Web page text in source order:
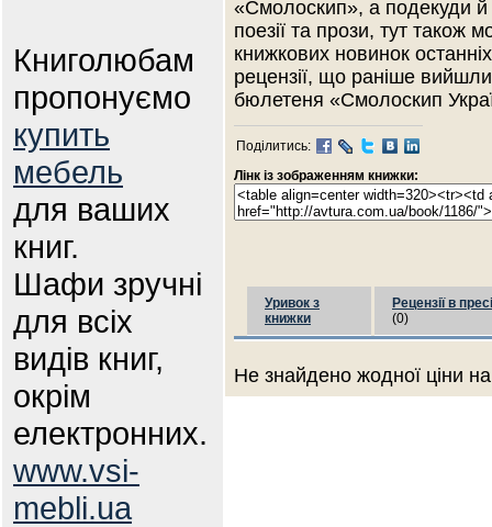
Книголюбам
пропонуємо
купить
мебель
для ваших
книг.
Шафи зручні
для всіх
видів книг,
окрім
електронних.
www.vsi-
mebli.ua
«Смолоскип», а подекуди й
поезії та прози, тут також
книжкових новинок
рецензії, що раніше
бюлетеня «Смолоскип
Поділитись:
Лінк із зображенням книжки:
Уривок з
книжки
Рецензії в пресі
(0)
Не знайдено жодної ціни